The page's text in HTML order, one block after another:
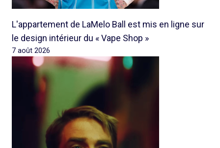
L'appartement de LaMelo Ball est mis en ligne sur
le design intérieur du « Vape Shop »
7 août 2026